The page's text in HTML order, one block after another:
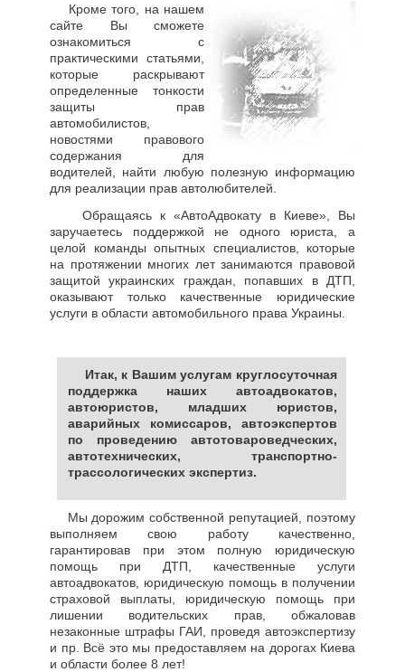
Кроме того, на нашем
сайте Вы сможете
ознакомиться с
практическими статьями,
которые раскрывают
определенные тонкости
защиты прав
автомобилистов,
новостями правового
содержания для
водителей, найти любую полезную информацию
для реализации прав автолюбителей.
Обращаясь к «АвтоАдвокату в Киеве», Вы
заручаетесь поддержкой не одного юриста, а
целой команды опытных специалистов, которые
на протяжении многих лет занимаются правовой
защитой украинских граждан, попавших в ДТП,
оказывают только качественные юридические
услуги в области автомобильного права Украины.
Итак, к Вашим услугам круглосуточная
поддержка наших автоадвокатов,
автоюристов, младших юристов,
аварийных комиссаров, автоэкспертов
по проведению автотовароведческих,
автотехнических, транспортно-
трассологических экспертиз.
Мы дорожим собственной репутацией, поэтому
выполняем свою работу качественно,
гарантировав при этом полную юридическую
помощь при ДТП, качественные услуги
автоадвокатов, юридическую помощь в получении
страховой выплаты, юридическую помощь при
лишении водительских прав, обжаловав
незаконные штрафы ГАИ, проведя автоэкспертизу
и пр. Всё это мы предоставляем на дорогах Киева
и области более 8 лет!